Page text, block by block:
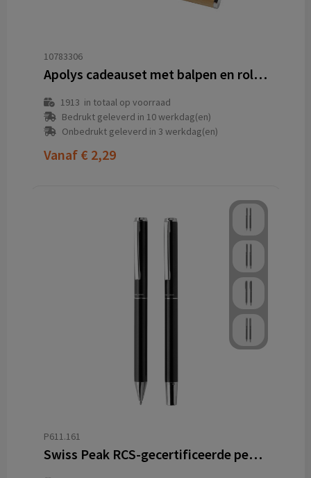
10783306
Apolys cadeauset met balpen en rollerbalpen (zwarte inkt)
1913 in totaal op voorraad
Bedrukt geleverd in 10 werkdag(en)
Onbedrukt geleverd in 3 werkdag(en)
Vanaf € 2,29
P611.161
Swiss Peak RCS-gecertificeerde pennenset van re-aluminium